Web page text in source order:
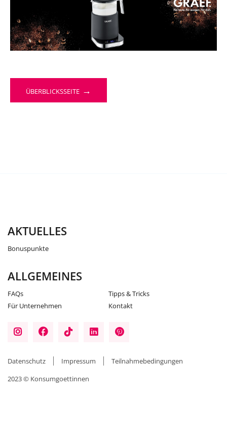
ÜBERBLICKSSEITE →
AKTUELLES
Bonuspunkte
ALLGEMEINES
FAQs
Tipps & Tricks
Für Unternehmen
Kontakt
Datenschutz Impressum
Teilnahmebedingungen
2023 © Konsumgoettinnen